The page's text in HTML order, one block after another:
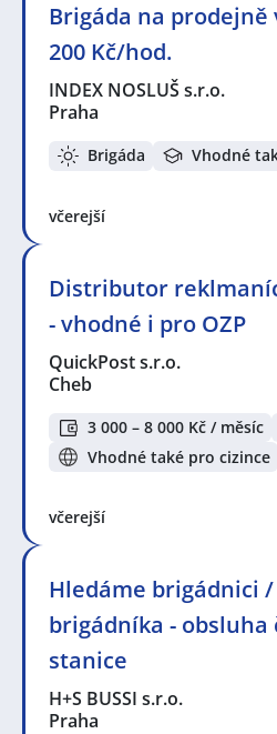
Brigáda na prodejně
200 Kč/hod.
INDEX NOSLUŠ s.r.o.
Praha
Brigáda Vhodné
včerejší
Distributor
- vhodné i pro OZP
QuickPost s.r.o.
Cheb
3 000 – 8 000 Kč / měsíc
Vhodné také pro cizince
včerejší
Hledáme brigádnici /
brigádníka - obsluha
stanice
H+S BUSSI s.r.o.
Praha